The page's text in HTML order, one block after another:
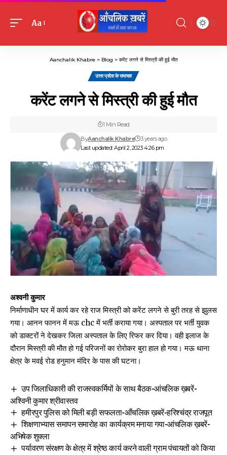
Font
Aa
Aanchalik Khabre> Blog > करेंट लगने से मिस्त्री की हुई मौत
उत्तर प्रदेश के समाचार
करेंट लगने से मिस्त्री की हुई मौत
Last updated: April 2, 2023 4:26 pm
ByAanchalik Khabre 3 years ago
1 Min Read
अश्वनी कुमार
निर्माणाधीन घर में कार्य कर रहे राज मिस्त्री को करेंट लगने से बुरी तरह से झुलस
गया। आनन फानन में मऊ chc में भर्ती कराया गया। अस्पताल पर भर्ती युवक
को डाक्टरों ने देखकर जिला अस्पताल के लिए रिफर कर दिया। वही इलाज के
दौरान मिस्त्री की मौत हो गई परिजनों का रोरोकर बुरा हाल हो गया। मऊ थाना
क्षेत्र के मवई रोड हनुमान मंदिर के पास की घटना।
उप जिलाधिकारी की राजस्वकर्मियों के साथ बैठक-आंचलिक ख़बरें-
अश्विनी कुमार श्रीवास्तव
हमीरपुर पुलिस को मिली बड़ी सफलता-आँचलिक ख़बरें-हरिश्चंद्र राजपूत
शिक्षणाभ्यास समापन समारोह का कार्यक्रम मनाया गया-आंचलिक ख़बरें-
अभिषेक शुक्ला
पर्यावरण संरक्षण के क्षेत्र में श्रेष्ठ कार्य करने वाली ग्राम पंचायतों को किया